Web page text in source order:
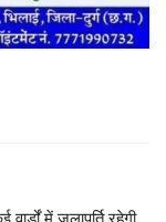
में जलापूर्ति रहेगी